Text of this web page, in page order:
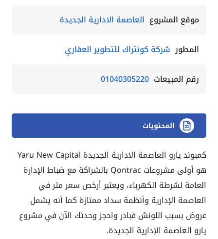
موقع المشروع العاصمة الادارية الجديدة
المطور شركة كونتراك للتطوير العقاري
رقم المبيعات 01040305220
المحتويات
كمبوند يارو العاصمة الادارية الجديدة Yaru New Capital
هو أولى مشروعات Qontrac بالشراكة مع ضباط الإدارة
العامة لشرطة الكهرباء، ويعتبر أرخص سعر متر في
العاصمة الإدارية وأنظمة سداد ممتازة كما أنه يشمل
عروض بسبب اللونش فبادر واحجز وحدتك الآن في مشروع
يارو العاصمة الإدارية الجديدة.